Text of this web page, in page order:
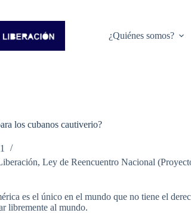
¿Quiénes somos?
los cubanos cautiverio?
, Ley de Reencuentro Nacional
es el único en el mundo que no tiene el
libremente al mundo.